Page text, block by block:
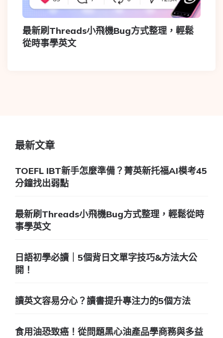
最新刷Threads小飛機Bug方式整理，輕鬆
從時事學英文
最新文章
TOEFL IBT新手怎麼準備？菁英新托福AI模考45
分鐘找出弱點
最新刷Threads小飛機Bug方式整理，輕鬆從時
事學英文
日語初學必讀｜5個背日文單字技巧&方法大公
開！
讀英文容易分心？讀書提升專注力的5個方法
食用油恐致癌！從問題黑心油產品學商務與多益